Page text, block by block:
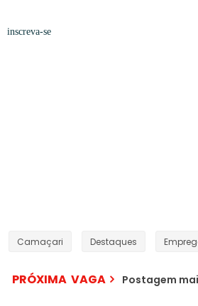
inscreva-se
Camaçari Destaques
PRÓXIMA VAGA Postagem